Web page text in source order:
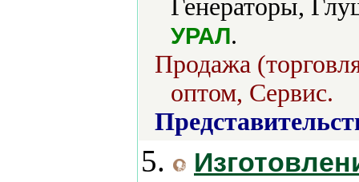
Генераторы,
УРАЛ.
Продажа
оптом, Сервис.
5.